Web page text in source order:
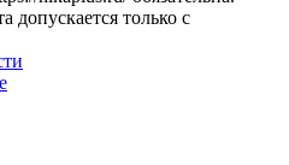
допускается только с